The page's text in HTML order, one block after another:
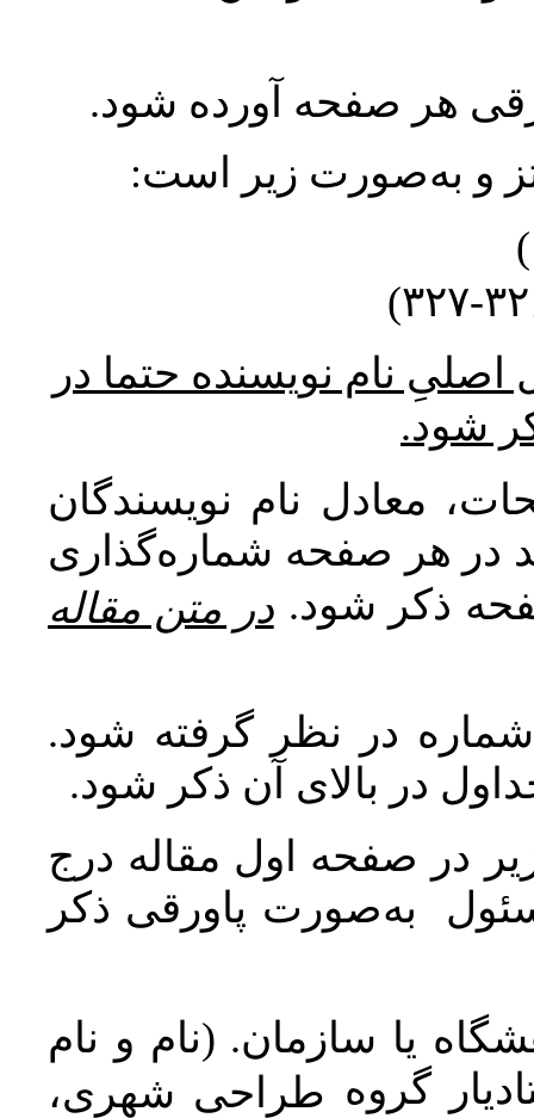
هر صفحه آورده شود.
و به‌صورت زیر است:
نام نویسنده حتما در
شود.
معادل نام نویسندگان
در هر صفحه شماره‌گذاری
ذکر شود. در متن مقاله
در نظر گرفته شود.
در بالای آن ذکر شود.
در صفحه اول مقاله درج
به‌صورت پاورقی ذکر
یا سازمان. (نام و نام
گروه طراحی شهری،